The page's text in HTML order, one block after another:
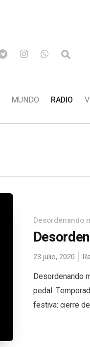
MUNDO RADIO
Desordenando
23 julio, 2020
Desordenando
pedal.
festiva: cierre